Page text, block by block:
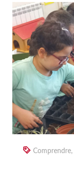
Comprendre,